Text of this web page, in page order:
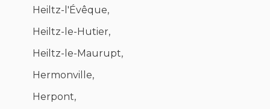
Heiltz-l'Évêque,
Heiltz-le-Hutier,
Heiltz-le-Maurupt,
Hermonville,
Herpont,